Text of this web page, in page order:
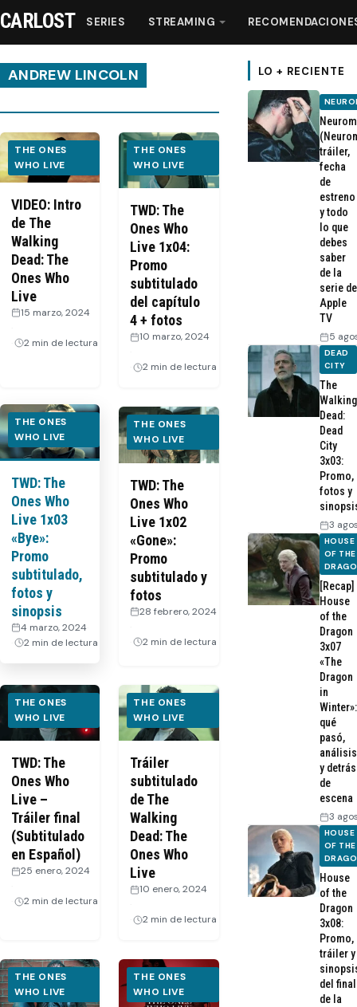
Streaming
Recomendaciones
Videos
Webisodios
CARLOST SERIES STREAMING
ANDREW LINCOLN
THE ONES
WHO LIVE
VIDEO: Intro
de The
Walking
Dead: The
Ones Who
Live
15 marzo, 2024
2 min de lectura
THE ONES
WHO LIVE
TWD: The
Ones Who
Live 1x04:
Promo
subtitulado
del capítulo
4 + fotos
10 marzo, 2024
2 min de lectura
THE ONES
WHO LIVE
TWD: The
Ones Who
Live 1x03
«Bye»:
Promo
subtitulado,
fotos y
sinopsis
4 marzo, 2024
2 min de lectura
THE ONES
WHO LIVE
TWD: The
Ones Who
Live 1x02
«Gone»:
Promo
subtitulado y
fotos
28 febrero, 2024
2 min de lectura
THE ONES
WHO LIVE
TWD: The
Ones Who
Live –
Tráiler final
(Subtitulado
en Español)
25 enero, 2024
2 min de lectura
THE ONES
WHO LIVE
Tráiler
subtitulado
de The
Walking
Dead: The
Ones Who
Live
10 enero, 2024
2 min de lectura
THE ONES
WHO LIVE
THE ONES
WHO LIVE
LO + RECIENTE
tráiler,
fecha
de
estreno
y todo
lo que
debes
saber
de la
serie de
Apple
TV
5
DEAD
CITY
The
Walking
Dead:
Dead
City
3x03:
Promo,
fotos y
3
HOUSE
OF THE
[Recap]
House
of the
Dragon
3x07
«The
Dragon
in
Winter»:
qué
pasó,
análisis
y detrás
de
escena
3
HOUSE
OF THE
House
of the
Dragon
3x08:
Promo,
tráiler y
del final
de la